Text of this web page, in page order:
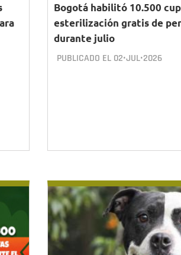
Bogotá habilitó 10.500
esterilización gratis de
durante julio
PUBLICADO EL 02•JUL•2026